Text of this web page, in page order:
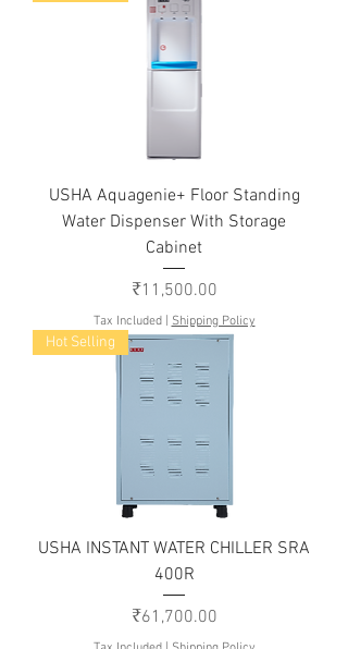
USHA Aquagenie+ Floor Standing
Water Dispenser With Storage
Cabinet
Price
₹11,500.00
Tax Included| Shipping Policy
Hot Selling
USHA INSTANT WATER CHILLER SRA
400R
Price
₹61,700.00